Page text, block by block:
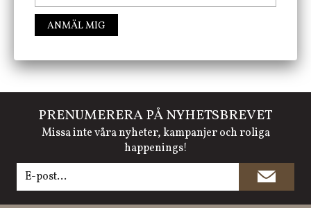
PRENUMERERA PÅ NYHETSBREVET
Missa inte våra nyheter, kampanjer och roliga
happenings!
ANMÄL MIG